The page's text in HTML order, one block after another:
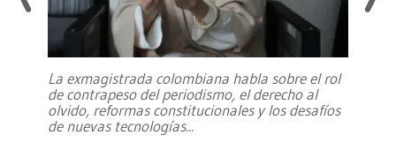
La exmagistrada colombiana habla sobre el rol
de contrapeso del periodismo, el derecho al
olvido, reformas constitucionales y los desafíos
de nuevas tecnologías...